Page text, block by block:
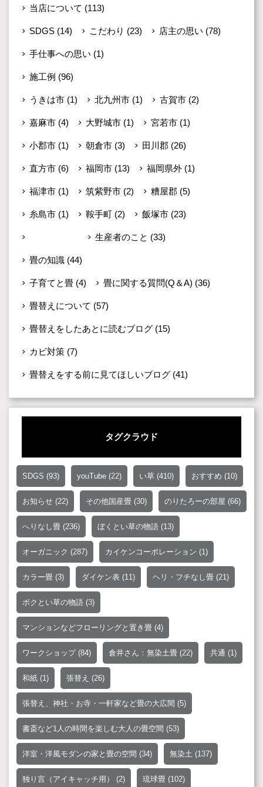
当店について (113)
SDGS (14) こだわり (23) 店主の思い (78)
手仕事への思い (1)
施工例 (96)
うきは市 (1) 北九州市 (1) 古賀市 (2)
嘉麻市 (4) 大野城市 (1) 宮若市 (1)
小郡市 (1) 朝倉市 (3) 田川郡 (26)
直方市 (6) 福岡市 (13) 福岡県外 (1)
福津市 (1) 筑紫野市 (2) 糟屋郡 (5)
糸島市 (1) 鞍手町 (2) 飯塚市 (23)
生産者のこと (33)
畳の知識 (44)
子育てと畳 (4) 畳に関する質問(Q＆A) (36)
畳替えについて (57)
畳替えをしたあとに読むブログ (15)
カビ対策 (7)
畳替えをする前に見てほしいブログ (41)
タグクラウド
SDGS (93) youTube (22) い草 (410) おすすめ (10)
お知らせ (22) その他国産畳 (30) のりたろーの部屋 (66)
へりなし畳 (236) ぼくとい草の物語 (13)
オーガニック (287) カイケンコーポレーション (1)
カラー畳 (3) ダイケン表 (11) ヘリ・フチなし畳 (21)
ボクとい草の物語 (3)
マンションなどフローリングと置き畳 (4)
ワークショップ(84) 倉井さん：無染土畳 (22) 共通 (1)
和紙 (1) 張替え (26)
張替え、神社・お寺・一軒家など畳の大広間 (5)
書斎など1人の時間を楽しむ大人の畳空間 (53)
洋室・洋風モダンの家と畳の空間 (34) 無染土 (137)
独り言（アイキャッチ用） (2) 琉球畳 (102)